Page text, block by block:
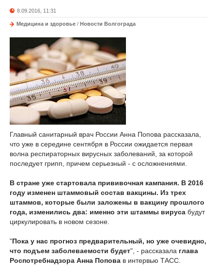
8.09.2016, 11:31
Медицина и здоровье / Новости Волгограда
Главный санитарный врач России Анна Попова рассказала,
что уже в середине сентября в России ожидается первая
волна респираторных вирусных заболеваний, за которой
последует грипп, причем серьезный - с осложнениями.
В стране уже стартовала прививочная кампания. В 2016
году изменен штаммовый состав вакцины. Из трех
штаммов, которые были заложены в вакцину прошлого
года, изменились два: именно эти штаммы вируса будут
циркулировать в новом сезоне.
"Пока у нас прогноз предварительный, но уже очевидно,
что подъем заболеваемости будет", - рассказала глава
Роспотребнадзора Анна Попова в интервью ТАСС.